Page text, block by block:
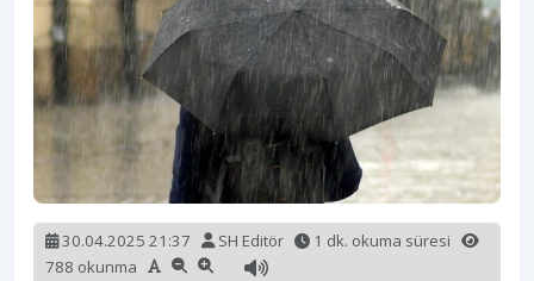
30.04.2025 21:37 SH Editör
1 dk. okuma süresi
788 okunma